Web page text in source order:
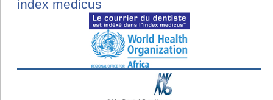
index medicus